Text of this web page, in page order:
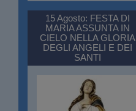
15 Agosto: FESTA DI
MARIA ASSUNTA IN
CIELO NELLA GLORIA
DEGLI ANGELI E DEI
SANTI